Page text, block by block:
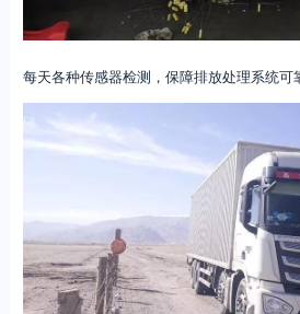
每天各种传感器检测，保障排放处理系统可